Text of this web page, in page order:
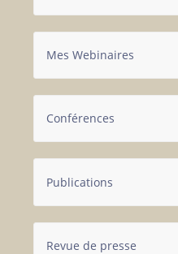
Mes Webinaires
Conférences
Publications
Revue de presse